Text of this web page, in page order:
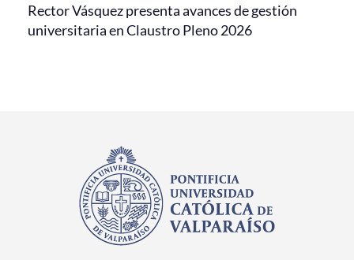
Rector Vásquez presenta avances de gestión
universitaria en Claustro Pleno 2026